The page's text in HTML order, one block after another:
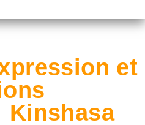
et
Kinshasa